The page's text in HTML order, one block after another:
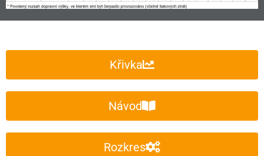
Křivka
Návod
Rozkres